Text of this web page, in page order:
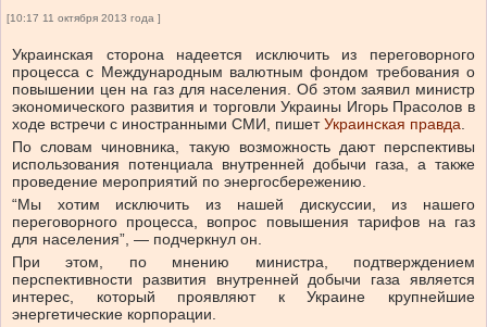
[10:17 11 октября 2013 года ]
Украинская сторона надеется исключить из переговорного
процесса с Международным валютным фондом требования о
повышении цен на газ для населения. Об этом заявил министр
экономического развития и торговли Украины Игорь Прасолов в
ходе встречи с иностранными СМИ, пишетУкраинская правда.
По словам чиновника, такую ​​возможность дают перспективы
использования потенциала внутренней добычи газа, а также
проведение мероприятий по энергосбережению.
“Мы хотим исключить из нашей дискуссии, из нашего
переговорного процесса, вопрос повышения тарифов на газ
для населения”, — подчеркнул он.
При этом, по мнению министра, подтверждением
перспективности развития внутренней добычи газа является
интерес, который проявляют к Украине крупнейшие
энергетические корпорации.